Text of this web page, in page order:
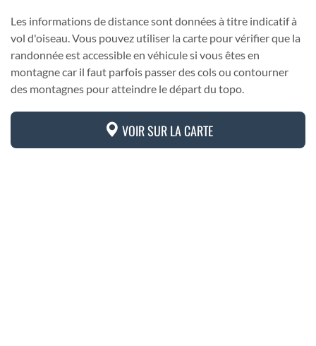
Les informations de distance sont données à titre indicatif à
vol d'oiseau. Vous pouvez utiliser la carte pour vérifier que la
randonnée est accessible en véhicule si vous êtes en
montagne car il faut parfois passer des cols ou contourner
des montagnes pour atteindre le départ du topo.
VOIR SUR LA CARTE